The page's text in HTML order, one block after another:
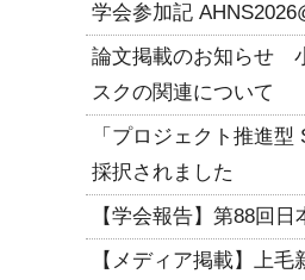
学会参加記
論文掲載のお知らせ
スクの関連について
「プロジェクト推進
採択されました
【学会報告】第88回
【メディア掲載】上